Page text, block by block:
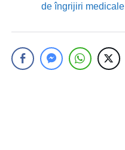
de îngrijiri medicale